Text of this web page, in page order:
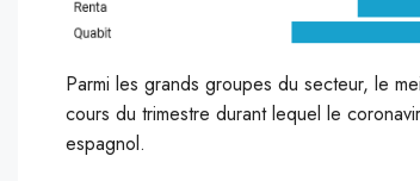
Parmi les grands groupes du secteur, le
cours du trimestre durant lequel le
espagnol.